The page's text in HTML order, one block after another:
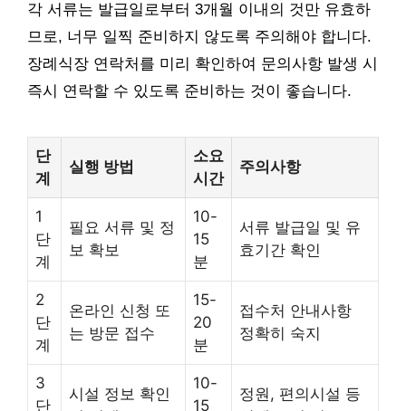
각 서류는 발급일로부터 3개월 이내의 것만 유효하
므로, 너무 일찍 준비하지 않도록 주의해야 합니다.
장례식장 연락처를 미리 확인하여 문의사항 발생 시
즉시 연락할 수 있도록 준비하는 것이 좋습니다.
단
계
실행 방법
소요
시간
주의사항
1
단
계
필요 서류 및 정
보 확보
10-
15
분
서류 발급일 및 유
효기간 확인
2
단
계
온라인 신청 또
는 방문 접수
15-
20
분
접수처 안내사항
정확히 숙지
3
단
시설 정보 확인
10-
15
정원, 편의시설 등